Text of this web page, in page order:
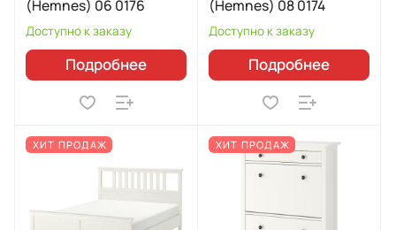
(Hemnes) 06 0176
Доступно к заказу
Подробнее
(Hemnes) 08 0174
Доступно к заказу
Подробнее
ХИТ ПРОДАЖ ХИТ ПРОДАЖ